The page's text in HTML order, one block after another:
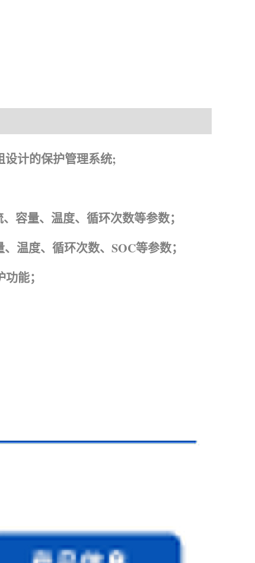
设计的保护管理系统;
容量、温度、循环次数等参数；
温度、循环次数、SOC等参数；
能；